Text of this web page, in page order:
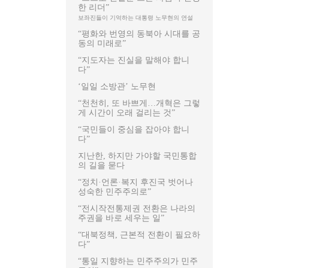
한 리더”
보좌진들이 기억하는 대통령 노무현의 연설
“평화와 번영의 동북아 시대를 공
동의 미래로”
“지도자는 진실을 말해야 합니
다”
‘일일 소방관’ 노무현
“천천히, 또 바쁘게…개혁은 그렇
게 시간이 오래 걸리는 것”
“국민들이 중심을 잡아야 합니
다”
지난한, 하지만 가야할 국민통합
의 길을 묻다
“정치·언론·복지 후진국 벗어나
성숙한 민주주의로”
“전시작전통제권 전환은 나라의
주권을 바로 세우는 일”
“대북정책, 근본적 전환이 필요하
다”
“통일 지향하는 민주주의가 민주